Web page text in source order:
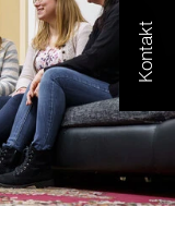
Kontakt